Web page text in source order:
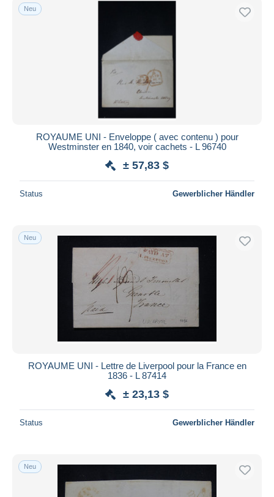
Neu
ROYAUME UNI - Enveloppe ( avec contenu ) pour
Westminster en 1840, voir cachets - L 96740
± 57,83 $
Status Gewerblicher Händler
Neu
ROYAUME UNI - Lettre de Liverpool pour la France en
1836 - L 87414
± 23,13 $
Status Gewerblicher Händler
Neu